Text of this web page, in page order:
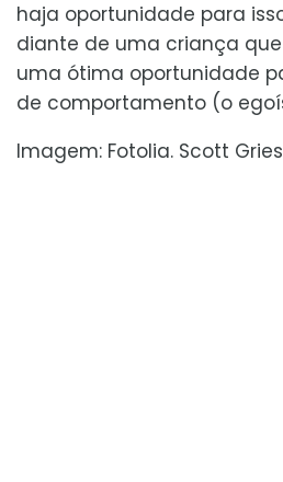
haja oportunidade para
diante de uma criança
uma ótima oportunidade
de comportamento (o
Imagem: Fotolia. Scott